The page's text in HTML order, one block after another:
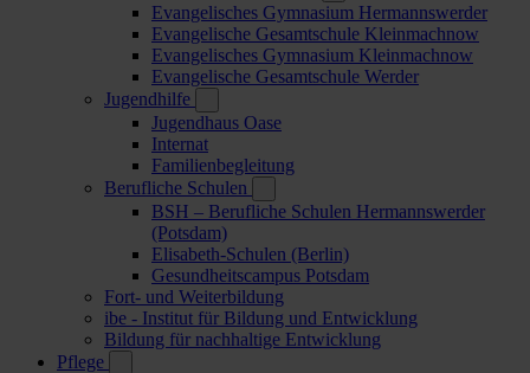
Evangelisches Gymnasium Hermannswerder
Evangelische Gesamtschule Kleinmachnow
Evangelisches Gymnasium Kleinmachnow
Evangelische Gesamtschule Werder
Jugendhilfe
Jugendhaus Oase
Internat
Familienbegleitung
Berufliche Schulen
BSH – Berufliche Schulen Hermannswerder
(Potsdam)
Elisabeth-Schulen (Berlin)
Gesundheitscampus Potsdam
Fort- und Weiterbildung
ibe - Institut für Bildung und Entwicklung
Bildung für nachhaltige Entwicklung
Pflege